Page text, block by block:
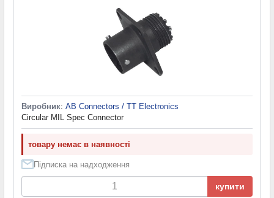
Виробник: AB Connectors / TT Electronics
Circular MIL Spec Connector
товару немає в наявності
Підписка на надходження
купити